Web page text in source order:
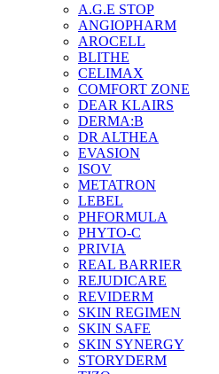
A.G.E STOP
ANGIOPHARM
AROCELL
BLITHE
CELIMAX
COMFORT ZONE
DEAR KLAIRS
DERMA:B
DR ALTHEA
EVASION
ISOV
METATRON
LEBEL
PHFORMULA
PHYTO-C
PRIVIA
REAL BARRIER
REJUDICARE
REVIDERM
SKIN REGIMEN
SKIN SAFE
SKIN SYNERGY
STORYDERM